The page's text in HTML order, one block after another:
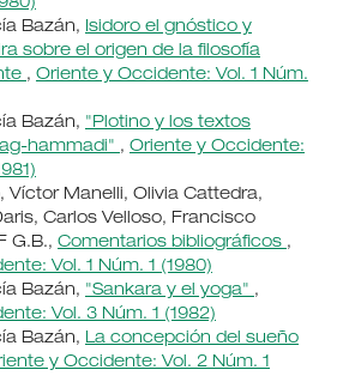
Bazán, Isidoro el gnóstico y
sobre el origen de la filosofía
, Oriente y Occidente: Vol. 1 Núm.
Bazán, "Plotino y los textos
hammadi" , Oriente y Occidente:
Víctor Manelli, Olivia Cattedra,
Carlos Velloso, Francisco
G.B., Comentarios bibliográficos ,
Vol. 1 Núm. 1 (1980)
Bazán, "Sankara y el yoga" ,
Vol. 3 Núm. 1 (1982)
Bazán, La concepción del sueño
y Occidente: Vol. 2 Núm. 1